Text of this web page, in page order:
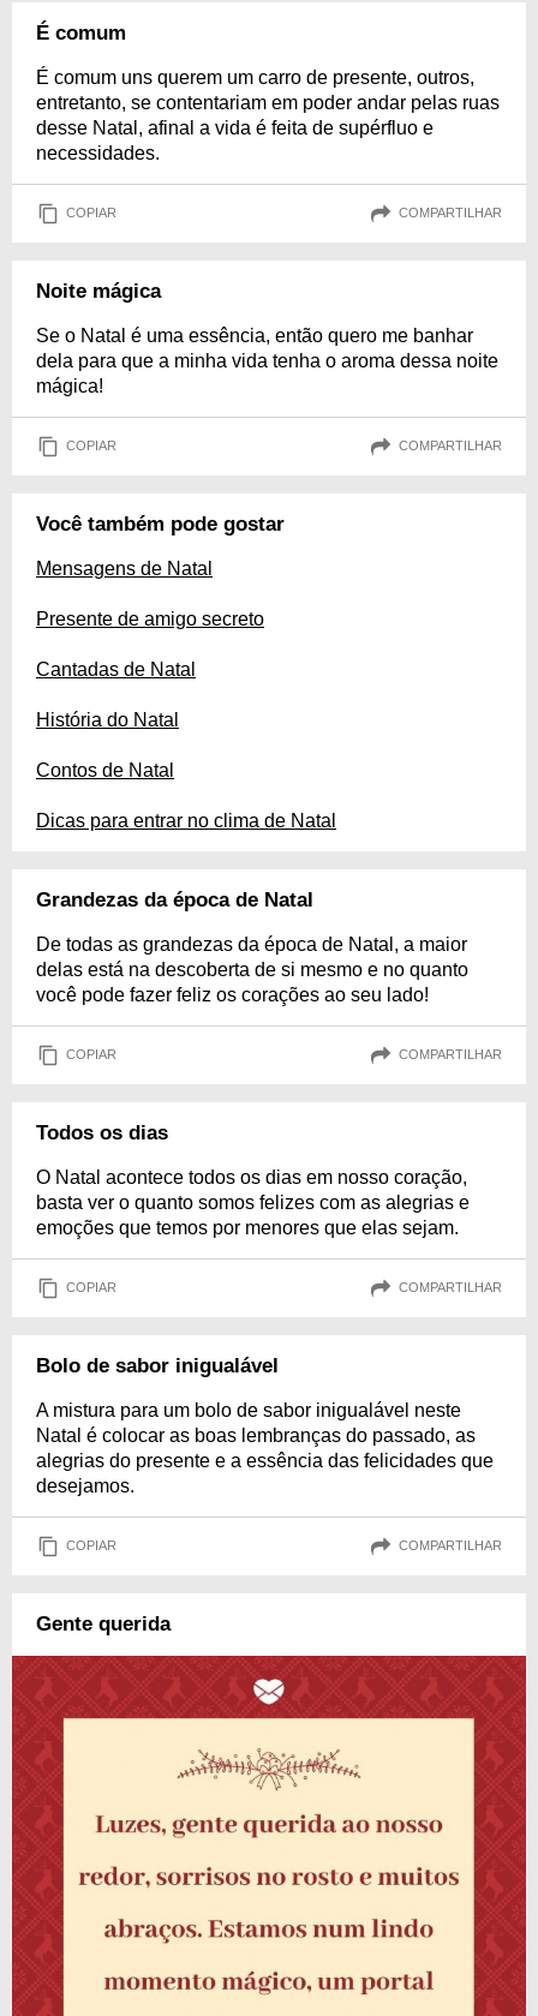
É comum
É comum uns querem um carro de presente, outros,
entretanto, se contentariam em poder andar pelas ruas
desse Natal, afinal a vida é feita de supérfluo e
necessidades.
COPIAR COMPARTILHAR
Noite mágica
Se o Natal é uma essência, então quero me banhar
dela para que a minha vida tenha o aroma dessa noite
mágica!
COPIAR COMPARTILHAR
Você também pode gostar
Mensagens de Natal
Presente de amigo secreto
Cantadas de Natal
História do Natal
Contos de Natal
Dicas para entrar no clima de Natal
Grandezas da época de Natal
De todas as grandezas da época de Natal, a maior
delas está na descoberta de si mesmo e no quanto
você pode fazer feliz os corações ao seu lado!
COPIAR COMPARTILHAR
Todos os dias
O Natal acontece todos os dias em nosso coração,
basta ver o quanto somos felizes com as alegrias e
emoções que temos por menores que elas sejam.
COPIAR COMPARTILHAR
Bolo de sabor inigualável
A mistura para um bolo de sabor inigualável neste
Natal é colocar as boas lembranças do passado, as
alegrias do presente e a essência das felicidades que
desejamos.
COPIAR COMPARTILHAR
Gente querida